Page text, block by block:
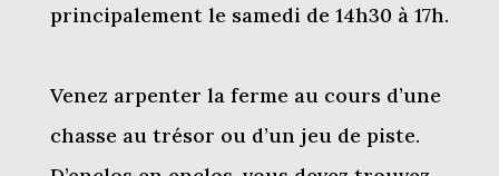
principalement le samedi de 14h30 à 17h.
Venez arpenter la ferme au cours d’une
chasse au trésor ou d’un jeu de piste.